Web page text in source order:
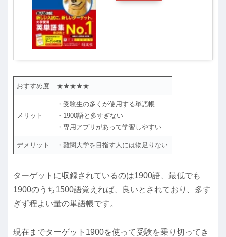
おすすめ度 ★★★★★
メリット
・受験生の多くが使用する単語帳
・1900語と多すぎない
・専用アプリがあって学習しやすい
デメリット ・難関大学を目指す人には物足りない
ターゲットに収録されているのは1900語、最低でも
1900のうち1500語覚えれば、良いとされており、多す
ぎず程よい量の単語帳です。
現在までターゲット1900を使って受験を乗り切ってき